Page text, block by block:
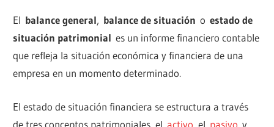
El balance general, balance de situación oestado de
situación patrimonial es un informe financiero contable
que refleja la situación económica y financiera de una
empresa en un momento determinado.
El estado de situación financiera se estructura a través
de tres conceptos patrimoniales, elactivo, el pasivo y